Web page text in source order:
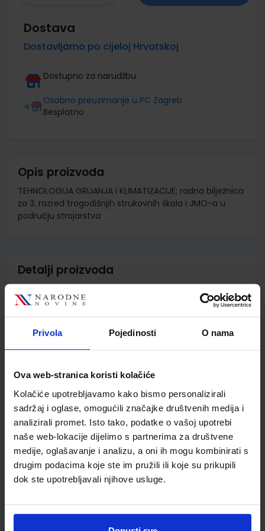
Privola Pojedinosti O nama
Ova web-stranica koristi kolačiće
Kolačiće upotrebljavamo kako bismo personalizirali
sadržaj i oglase, omogućili značajke društvenih medija i
analizirali promet. Isto tako, podatke o vašoj upotrebi
naše web-lokacije dijelimo s partnerima za društvene
medije, oglašavanje i analizu, a oni ih mogu kombinirati s
drugim podacima koje ste im pružili ili koje su prikupili
dok ste upotrebljavali njihove usluge.
Dostava
Dostavljamo po cijeloj Hrvatskoj
Dostupno za narudžbu
Osobno preuzimanje u PC Zagreb
Besplatno
Opis proizvoda
TEHNOLOGIJA GRIJANJA I KLIMATIZACIJE; radna bilježnica
za 3. razred trogodišnjih strukovnih škola i JMO-a u
području strojarstva
Detalji proizvoda
Jedinična mjera
Autor
Stipe Crnoja
Školski razred
Vrsta školske knjige
RADNA BILJEŽNICA
Nastavni predmet
3GOD.STROJ.STRUK.ŠKO
Reg br min
2924